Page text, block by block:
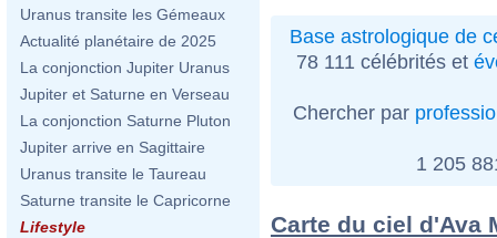
Uranus transite les Gémeaux
Actualité planétaire de 2025
La conjonction Jupiter Uranus
Jupiter et Saturne en Verseau
La conjonction Saturne Pluton
Jupiter arrive en Sagittaire
Uranus transite le Taureau
Saturne transite le Capricorne
Lifestyle
Base astrologique de
78 111 célébrités et
Chercher par
1 205
Carte du ciel d'Ava